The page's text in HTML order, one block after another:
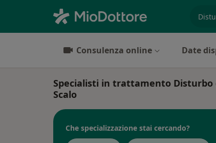
Consulenza online Date
Specialisti in trattamento
Scalo
Che specializzazione stai cercando?